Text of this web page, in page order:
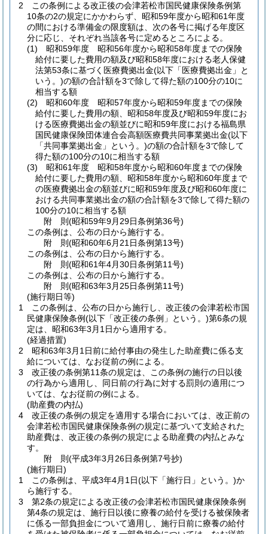
2
この条例による改正後の会津若松市国民健康保険条例第
10条の2の規定にかかわらず、昭和59年度から昭和61年度
の間における準備金の限度額は、次の各号に掲げる年度区
分に応じ、それぞれ当該各号に定めるところによる。
(1)
昭和59年度 昭和56年度から昭和58年度までの保険
給付に要した費用の額及び昭和58年度における老人保健
法第53条に基づく医療費拠出金(以下「医療費拠出金」と
いう。)の額の合計額を3で除して得た額の100分の10に
相当する額
(2)
昭和60年度 昭和57年度から昭和59年度までの保険
給付に要した費用の額、昭和58年度及び昭和59年度にお
ける医療費拠出金の額並びに昭和59年度における福島県
国民健康保険団体連合会高額医療費共同事業拠出金(以下
「共同事業拠出金」という。)の額の合計額を3で除して
得た額の100分の10に相当する額
(3)
昭和61年度 昭和58年度から昭和60年度までの保険
給付に要した費用の額、昭和58年度から昭和60年度まで
の医療費拠出金の額並びに昭和59年度及び昭和60年度に
おける共同事業拠出金の額の合計額を3で除して得た額の
100分の10に相当する額
附 則(昭和59年9月29日条例第36号)
この条例は、公布の日から施行する。
附 則(昭和60年6月21日条例第13号)
この条例は、公布の日から施行する。
附 則(昭和61年4月30日条例第11号)
この条例は、公布の日から施行する。
附 則(昭和63年3月25日条例第11号)
(施行期日等)
1
この条例は、公布の日から施行し、改正後の会津若松市国
民健康保険条例(以下「改正後の条例」という。)第6条の規
定は、昭和63年3月1日から適用する。
(経過措置)
2
昭和63年3月1日前に給付事由の発生した助産費に係る支
給については、なお従前の例による。
3
改正後の条例第11条の規定は、この条例の施行の日以後
の行為から適用し、同日前の行為に対する罰則の適用につ
いては、なお従前の例による。
(助産費の内払)
4
改正後の条例の規定を適用する場合においては、改正前の
会津若松市国民健康保険条例の規定に基づいて支給された
助産費は、改正後の条例の規定による助産費の内払とみな
す。
附 則(平成3年3月26日条例第7号抄)
(施行期日)
1
この条例は、平成3年4月1日(以下「施行日」という。)か
ら施行する。
3
第2条の規定による改正後の会津若松市国民健康保険条例
第4条の規定は、施行日以後に療養の給付を受ける被保険者
に係る一部負担金について適用し、施行日前に療養の給付